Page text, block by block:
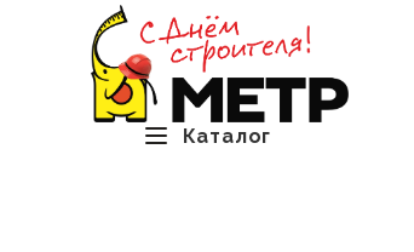
Каталог